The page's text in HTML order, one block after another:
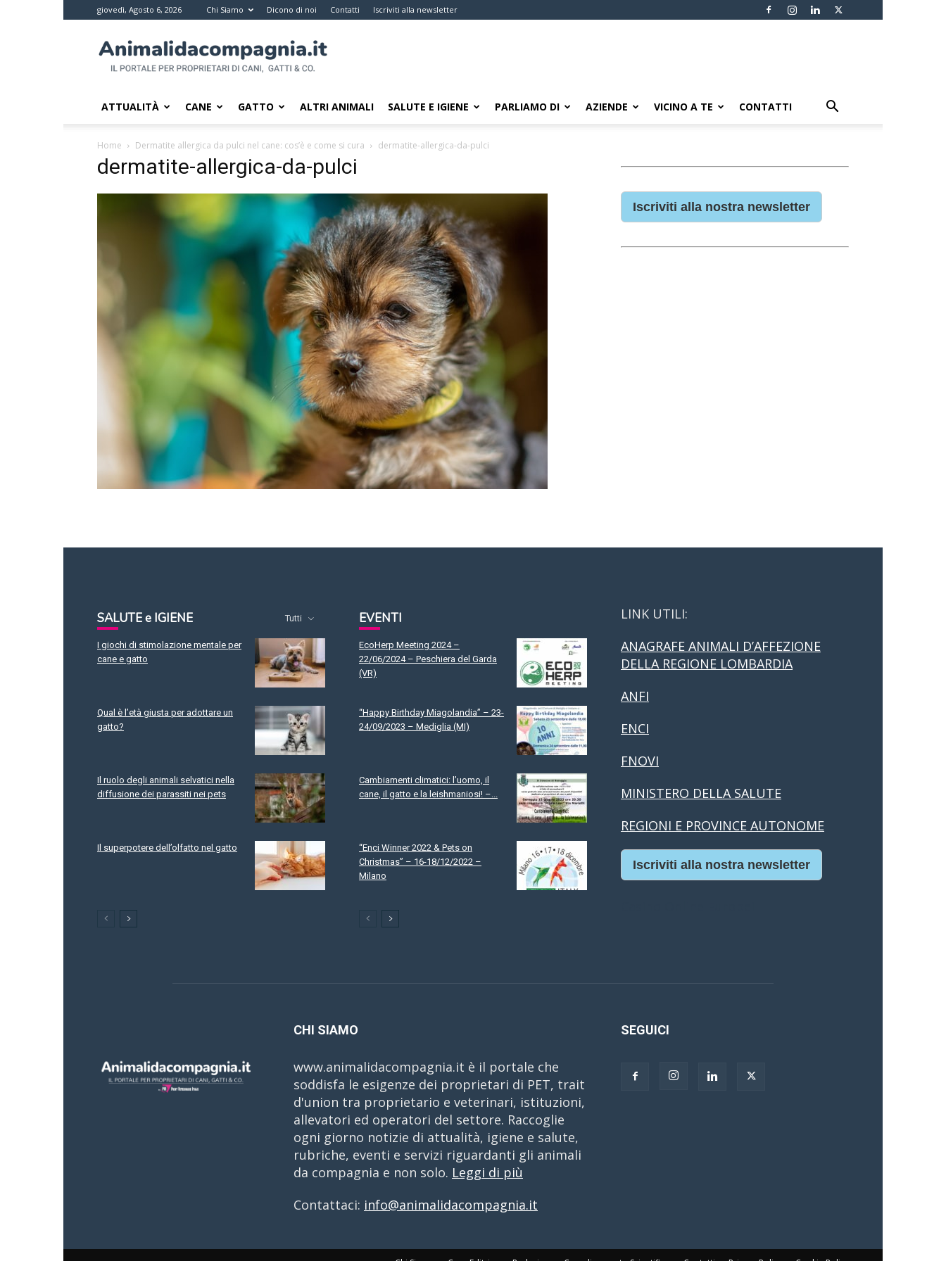
giovedì, Agosto 6, 2026 Chi Siamo Dicono di noi Contatti Iscriviti alla newsletter
da
compagnia
Il
i
proprietari
di
ATTUALITÀ CANE GATTO ALTRI ANIMALI SALUTE E IGIENE PARLIAMO DI AZIENDE VICINO A TE CONTATTI
Home Dermatite allergica da pulci nel cane: cos’è e come si cura dermatite-allergica-da-pulci
dermatite-allergica-da-pulci
Iscriviti alla nostra newsletter
SALUTE e IGIENE Tutti
I giochi di stimolazione mentale per
cane e gatto
Qual è l’età giusta per adottare un
gatto?
Il ruolo degli animali selvatici nella
diffusione dei parassiti nei pets
Il superpotere dell’olfatto nel gatto
EVENTI
EcoHerp Meeting 2024 –
22/06/2024 – Peschiera del Garda
(VR)
“Happy Birthday Miagolandia” – 23-
24/09/2023 – Mediglia (MI)
Cambiamenti climatici: l’uomo, il
cane, il gatto e la leishmaniosi! –...
“Enci Winner 2022 & Pets on
Christmas” – 16-18/12/2022 –
Milano
LINK UTILI:
ANAGRAFE ANIMALI D’AFFEZIONE
DELLA REGIONE LOMBARDIA
ANFI
ENCI
FNOVI
MINISTERO DELLA SALUTE
REGIONI E PROVINCE AUTONOME
Iscriviti alla nostra newsletter
CHI SIAMO
www.animalidacompagnia.it è il portale che
soddisfa le esigenze dei proprietari di PET, trait
d'union tra proprietario e veterinari, istituzioni,
allevatori ed operatori del settore. Raccoglie
ogni giorno notizie di attualità, igiene e salute,
rubriche, eventi e servizi riguardanti gli animali
da compagnia e non solo. Leggi di più
Contattaci: info@animalidacompagnia.it
SEGUICI